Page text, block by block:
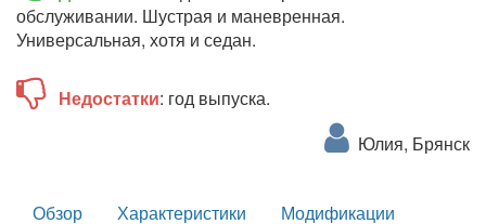
обслуживании. Шустрая и маневренная.
Универсальная, хотя и седан.
Недостатки: год выпуска.
Юлия, Брянск
Обзор Характеристики
Модификации